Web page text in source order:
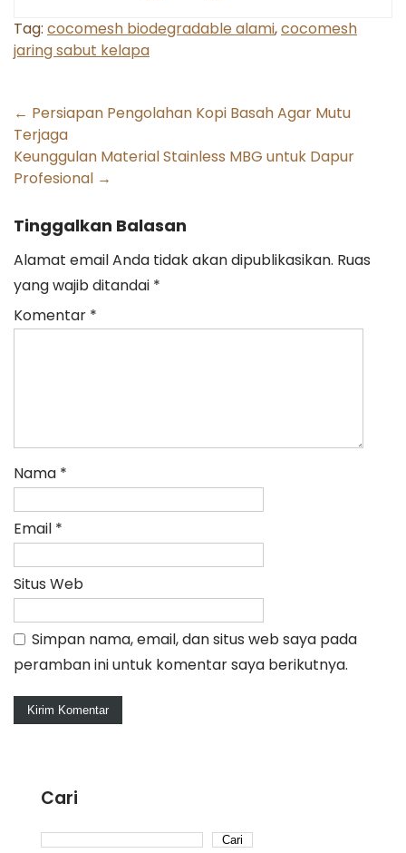
Tag: cocomesh biodegradable alami,cocomesh
jaring sabut kelapa
Post
navigation
← Persiapan Pengolahan Kopi Basah Agar Mutu
Terjaga
Keunggulan Material Stainless MBG untuk Dapur
Profesional →
Tinggalkan Balasan
Alamat email Anda tidak akan dipublikasikan. Ruas
yang wajib ditandai *
Komentar *
Nama *
Email *
Situs Web
Simpan nama, email, dan situs web saya pada
peramban ini untuk komentar saya berikutnya.
Cari
Cari